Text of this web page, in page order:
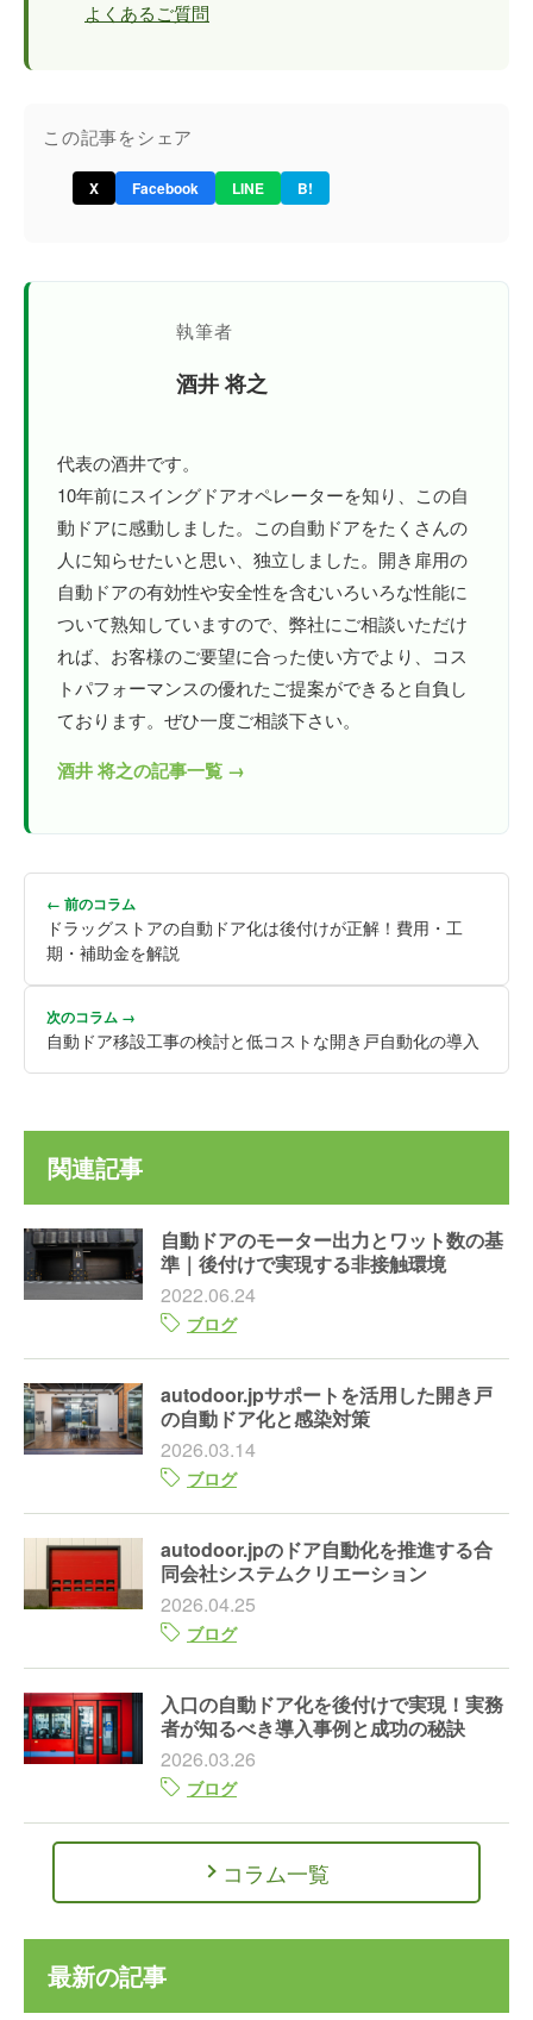
よくあるご質問
この記事をシェア
X Facebook LINE B!
執筆者
酒井 将之
代表の酒井です。
10年前にスイングドアオペレーターを知り、この自
動ドアに感動しました。この自動ドアをたくさんの
人に知らせたいと思い、独立しました。開き扉用の
自動ドアの有効性や安全性を含むいろいろな性能に
ついて熟知していますので、弊社にご相談いただけ
れば、お客様のご要望に合った使い方でより、コス
トパフォーマンスの優れたご提案ができると自負し
ております。ぜひ一度ご相談下さい。
酒井 将之の記事一覧 →
← 前のコラム
ドラッグストアの自動ドア化は後付けが正解！費用・工
期・補助金を解説
次のコラム →
自動ドア移設工事の検討と低コストな開き戸自動化の導入
関連記事
自動ドアのモーター出力とワット数の基
準｜後付けで実現する非接触環境
2022.06.24
ブログ
autodoor.jpサポートを活用した開き戸
の自動ドア化と感染対策
2026.03.14
ブログ
autodoor.jpのドア自動化を推進する合
同会社システムクリエーション
2026.04.25
ブログ
入口の自動ドア化を後付けで実現！実務
者が知るべき導入事例と成功の秘訣
2026.03.26
ブログ
コラム一覧
最新の記事